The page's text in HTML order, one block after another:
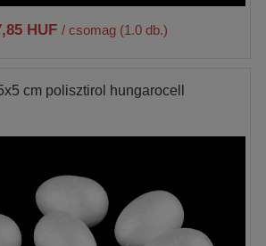
HUF / csomag (1.0 db.)
cm polisztirol hungarocell